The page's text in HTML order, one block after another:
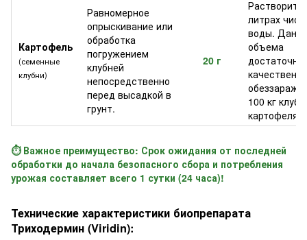
Картофель
(семенные
клубни)
Равномерное
опрыскивание или
обработка
погружением
клубней
непосредственно
перед высадкой в
грунт.
20 г
Растворить
литрах
воды.
объема
достаточно
100 кг
картофеля.
⏱️ Важное преимущество: Срок ожидания от последней
обработки до начала безопасного сбора и потребления
урожая составляет всего 1 сутки (24 часа)!
Технические характеристики биопрепарата
Триходермин (Viridin):